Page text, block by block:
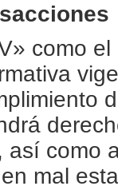
como
así como
mal